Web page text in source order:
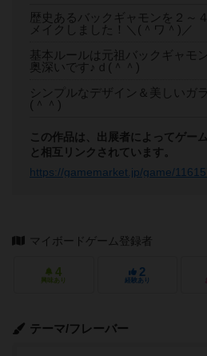
歴史あるバックギャモンを２～
メイクしました！＼(＾ワ＾)／
基本ルールは元祖バックギャモ
奥深いです♪ｄ(＾＾)
シンプルなデザイン＆美しいガ
(＾＾)
この作品は、出展者によってゲー
と相互リンクされています。
https://gamemarket.jp/game/
マイボードゲーム登録者
4
興味あり
2
経験あり
テーマ/フレーバー